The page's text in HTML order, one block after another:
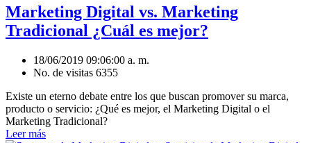
Marketing Digital vs. Marketing
Tradicional ¿Cuál es mejor?
18/06/2019 09:06:00 a. m.
No. de visitas 6355
Existe un eterno debate entre los que buscan promover su marca,
producto o servicio: ¿Qué es mejor, el Marketing Digital o el
Marketing Tradicional?
Leer más